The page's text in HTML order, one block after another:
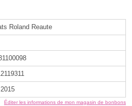
Roland Reaute
Éditer les informations de mon magasin de bonbons